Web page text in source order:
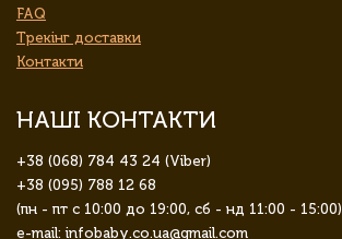
FAQ
Трекінг доставки
Контакти
НАШІ КОНТАКТИ
+38 (068) 784 43 24 (Viber)
+38 (095) 788 12 68
(пн - пт с 10:00 до 19:00, сб - нд 11:00 - 15:00)
e-mail: infobaby.co.ua@gmail.com